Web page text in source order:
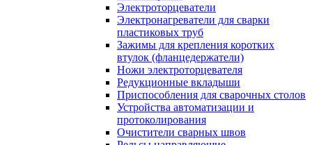
Электроторцеватели
Электронагреватели для сварки
пластиковых труб
Зажимы для крепления коротких
втулок (фланцедержатели)
Ножи электроторцевателя
Редукционные вкладыши
Приспособления для сварочных столов
Устройства автоматизации и
протоколирования
Очистители сварных швов